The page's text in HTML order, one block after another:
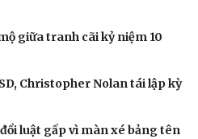
giữa tranh cãi kỷ niệm 10
Christopher Nolan tái lập kỳ
luật gấp vì màn xé bảng tên